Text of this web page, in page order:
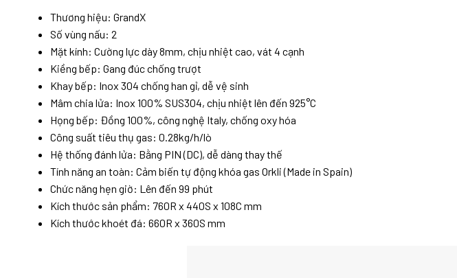
Thương hiệu: GrandX
Số vùng nấu: 2
Mặt kính: Cường lực dày 8mm, chịu nhiệt cao, vát 4 cạnh
Kiềng bếp: Gang đúc chống trượt
Khay bếp: Inox 304 chống han gỉ, dễ vệ sinh
Mâm chia lửa: Inox 100% SUS304, chịu nhiệt lên đến 925°C
Họng bếp: Đồng 100%, công nghệ Italy, chống oxy hóa
Công suất tiêu thụ gas: 0.28kg/h/lò
Hệ thống đánh lửa: Bằng PIN (DC), dễ dàng thay thế
Tính năng an toàn: Cảm biến tự động khóa gas Orkli (Made in Spain)
Chức năng hẹn giờ: Lên đến 99 phút
Kích thước sản phẩm: 760R x 440S x 108C mm
Kích thước khoét đá: 660R x 360S mm